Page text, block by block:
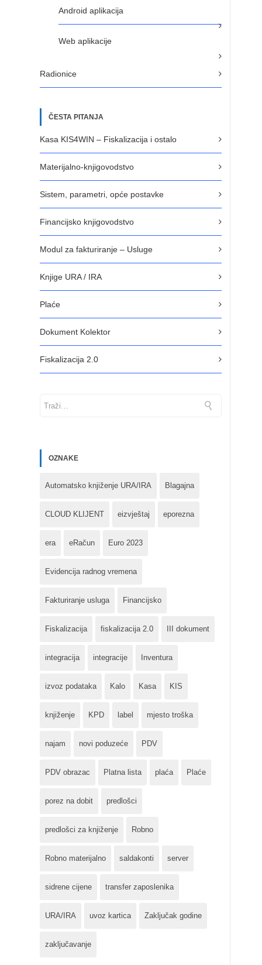
Android aplikacija
Web aplikacije
Radionice
ČESTA PITANJA
Kasa KIS4WIN – Fiskalizacija i ostalo
Materijalno-knjigovodstvo
Sistem, parametri, opće postavke
Financijsko knjigovodstvo
Modul za fakturiranje – Usluge
Knjige URA / IRA
Plaće
Dokument Kolektor
Fiskalizacija 2.0
OZNAKE
Automatsko knjiženje URA/IRA Blagajna
CLOUD KLIJENT eizvještaj eporezna
era eRačun Euro 2023
Evidencija radnog vremena
Fakturiranje usluga Financijsko
Fiskalizacija fiskalizacija 2.0 III dokument
integracija integracije Inventura
izvoz podataka Kalo Kasa KIS
knjiženje KPD label mjesto troška
najam novi poduzeće PDV
PDV obrazac Platna lista plaća Plaće
porez na dobit predlošci
predlošci za knjiženje Robno
Robno materijalno saldakonti server
sidrene cijene transfer zaposlenika
URA/IRA uvoz kartica Zaključak godine
zaključavanje